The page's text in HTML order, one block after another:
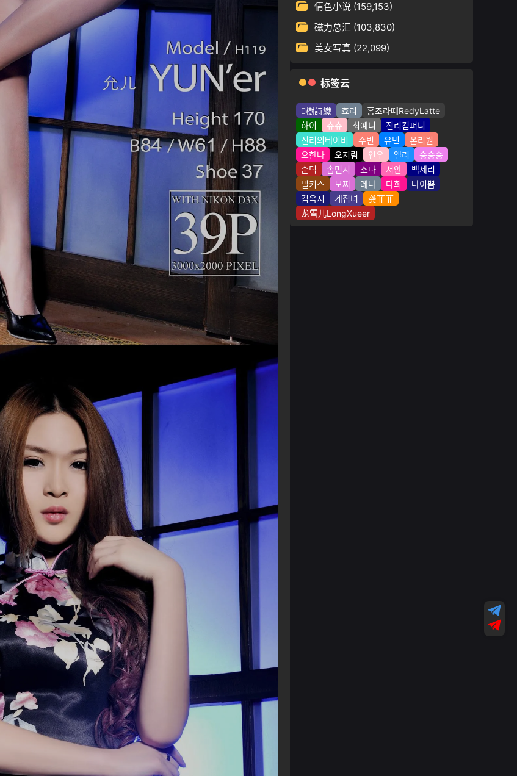
情色小说 (159,153)
磁力总汇 (103,830)
美女写真 (22,099)
标签云
樹詩織 효리
홍조라떼RedyLatte
하이
츄츄 최예니
진리컴퍼니
진리의베이비
주빈 유민
온리원
오한나
오지림 연우 엘리
승승승
순덕
솜먼지 소다 서안
백세리
밀키스
모찌 레나 다희
나이쁨
김옥지
계집녀
龚菲菲
龙雪儿LongXueer